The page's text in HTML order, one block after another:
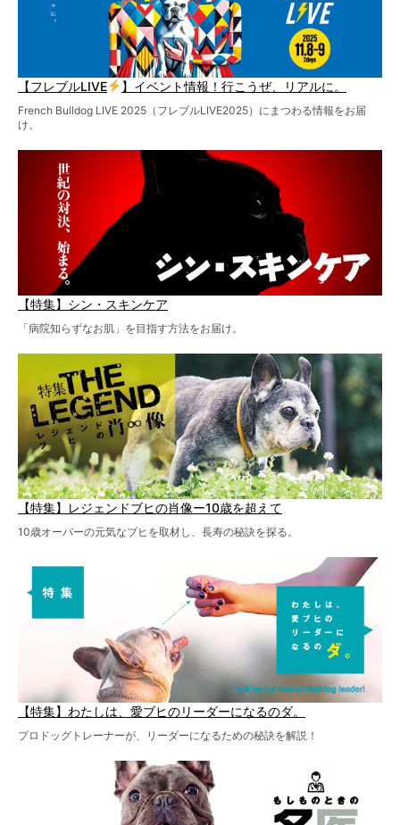
【フレブルLIVE 】イベント情報！行こうぜ、リアルに。
French Bulldog LIVE 2025（フレブルLIVE2025）にまつわる情報をお届
け。
【特集】シン・スキンケア
「病院知らずなお肌」を目指す方法をお届け。
【特集】レジェンドブヒの肖像ー10歳を超えて
10歳オーバーの元気なブヒを取材し、長寿の秘訣を探る。
【特集】わたしは、愛ブヒのリーダーになるのダ。
プロドッグトレーナーが、リーダーになるための秘訣を解説！